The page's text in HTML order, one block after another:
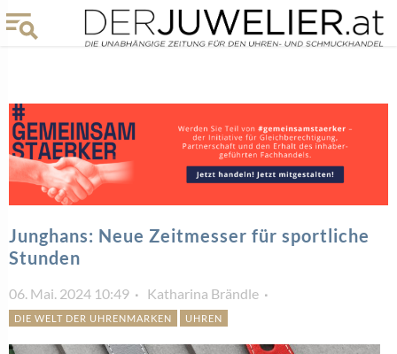
Junghans: Neue Zeitmesser für sportliche
Stunden
06. Mai. 2024 10:49 Katharina Brändle
DIE WELT DER UHRENMARKEN UHREN